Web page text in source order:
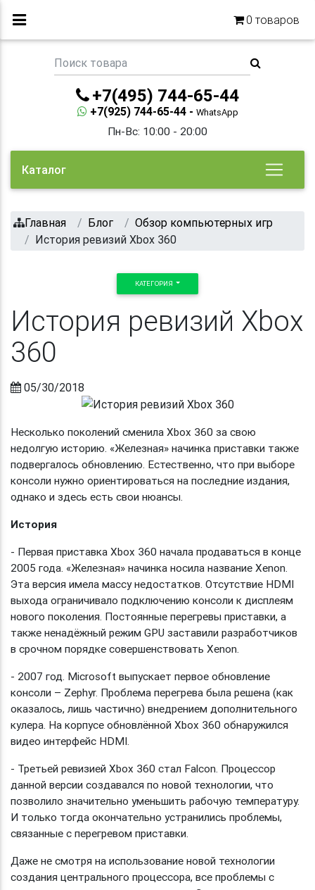
0 товаров
+7(495) 744-65-44
+7(925) 744-65-44 - WhatsApp
Пн-Вс: 10:00 - 20:00
Каталог
Главная Блог
Обзор компьютерных игр
История ревизий Xbox 360
КАТЕГОРИЯ
История ревизий Xbox
360
05/30/2018
Несколько поколений сменила Xbox 360 за свою
недолгую историю. «Железная» начинка приставки также
подвергалось обновлению. Естественно, что при выборе
консоли нужно ориентироваться на последние издания,
однако и здесь есть свои нюансы.
История
- Первая приставка Xbox 360 начала продаваться в конце
2005 года. «Железная» начинка носила название Xenon.
Эта версия имела массу недостатков. Отсутствие HDMI
выхода ограничивало подключению консоли к дисплеям
нового поколения. Постоянные перегревы приставки, а
также ненадёжный режим GPU заставили разработчиков
в срочном порядке совершенствовать Xenon.
- 2007 год. Microsoft выпускает первое обновление
консоли – Zephyr. Проблема перегрева была решена (как
оказалось, лишь частично) внедрением дополнительного
кулера. На корпусе обновлённой Xbox 360 обнаружился
видео интерфейс HDMI.
- Третьей ревизией Xbox 360 стал Falcon. Процессор
данной версии создавался по новой технологии, что
позволило значительно уменьшить рабочую температуру.
И только тогда окончательно устранились проблемы,
связанные с перегревом приставки.
Даже не смотря на использование новой технологии
создания центрального процессора, все проблемы с